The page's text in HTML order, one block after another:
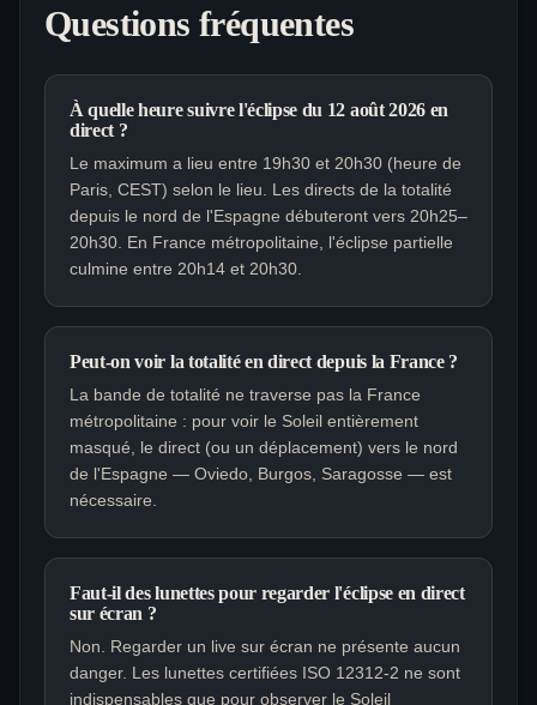
Questions fréquentes
À quelle heure suivre l'éclipse du 12 août 2026 en
direct ?
Le maximum a lieu entre 19h30 et 20h30 (heure de
Paris, CEST) selon le lieu. Les directs de la totalité
depuis le nord de l'Espagne débuteront vers 20h25–
20h30. En France métropolitaine, l'éclipse partielle
culmine entre 20h14 et 20h30.
Peut-on voir la totalité en direct depuis la France ?
La bande de totalité ne traverse pas la France
métropolitaine : pour voir le Soleil entièrement
masqué, le direct (ou un déplacement) vers le nord
de l'Espagne — Oviedo, Burgos, Saragosse — est
nécessaire.
Faut-il des lunettes pour regarder l'éclipse en direct
sur écran ?
Non. Regarder un live sur écran ne présente aucun
danger. Les lunettes certifiées ISO 12312-2 ne sont
indispensables que pour observer le Soleil